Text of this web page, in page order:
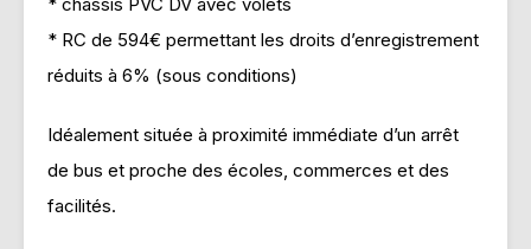
* RC de 594€ permettant les droits d’enregistrement
réduits à 6% (sous conditions)
Idéalement située à proximité immédiate d’un arrêt
de bus et proche des écoles, commerces et des
facilités.